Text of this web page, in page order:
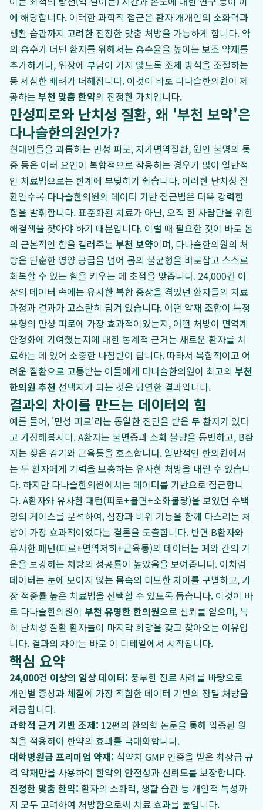
에 해당합니다. 이러한 과학적 접근은 환자 개개인의 소화력과
생활 습관까지 고려한 진정한 맞춤 처방을 가능하게 합니다. 약
의 흡수가 더딘 환자를 위해서는 흡수율을 높이는 보조 약재를
추가하거나, 위장에 부담이 가지 않도록 조제 방식을 조절하는
등 세심한 배려가 더해집니다. 이것이 바로 다나슬한의원이 제
공하는 부천 맞춤 한약의 진정한 가치입니다.
만성피로와 난치성 질환, 왜 '부천 보약'은
다나슬한의원인가?
현대인들을 괴롭히는 만성 피로, 자가면역질환, 원인 불명의 통
증 등은 여러 요인이 복합적으로 작용하는 경우가 많아 일반적
인 치료법으로는 한계에 부딪히기 쉽습니다. 이러한 난치성 질
환일수록 다나슬한의원의 데이터 기반 접근법은 더욱 강력한
힘을 발휘합니다. 표준화된 치료가 아닌, 오직 한 사람만을 위한
해결책을 찾아야 하기 때문입니다. 이럴 때 필요한 것이 바로 몸
의 근본적인 힘을 길러주는 부천 보약이며, 다나슬한의원의 처
방은 단순한 영양 공급을 넘어 몸의 불균형을 바로잡고 스스로
회복할 수 있는 힘을 키우는 데 초점을 맞춥니다. 24,000건 이
상의 데이터 속에는 유사한 복합 증상을 겪었던 환자들의 치료
과정과 결과가 고스란히 담겨 있습니다. 어떤 약재 조합이 특정
유형의 만성 피로에 가장 효과적이었는지, 어떤 처방이 면역계
안정화에 기여했는지에 대한 통계적 근거는 새로운 환자를 치
료하는 데 있어 소중한 나침반이 됩니다. 따라서 복합적이고 어
려운 질환으로 고통받는 이들에게 다나슬한의원이 최고의 부천
한의원 추천 선택지가 되는 것은 당연한 결과입니다.
결과의 차이를 만드는 데이터의 힘
예를 들어, '만성 피로'라는 동일한 진단을 받은 두 환자가 있다
고 가정해봅시다. A환자는 불면증과 소화 불량을 동반하고, B환
자는 잦은 감기와 근육통을 호소합니다. 일반적인 한의원에서
는 두 환자에게 기력을 보충하는 유사한 처방을 내릴 수 있습니
다. 하지만 다나슬한의원에서는 데이터를 기반으로 접근합니
다. A환자와 유사한 패턴(피로+불면+소화불량)을 보였던 수백
명의 케이스를 분석하여, 심장과 비위 기능을 함께 다스리는 처
방이 가장 효과적이었다는 결론을 도출합니다. 반면 B환자와
유사한 패턴(피로+면역저하+근육통)의 데이터는 폐와 간의 기
운을 보강하는 처방의 성공률이 높았음을 보여줍니다. 이처럼
데이터는 눈에 보이지 않는 몸속의 미묘한 차이를 구별하고, 가
장 적중률 높은 치료법을 선택할 수 있도록 돕습니다. 이것이 바
로 다나슬한의원이 부천 유명한 한의원으로 신뢰를 얻으며, 특
히 난치성 질환 환자들이 마지막 희망을 갖고 찾아오는 이유입
니다. 결과의 차이는 바로 이 디테일에서 시작됩니다.
핵심 요약
24,000건 이상의 임상 데이터: 풍부한 진료 사례를 바탕으로
개인별 증상과 체질에 가장 적합한 데이터 기반의 정밀 처방을
제공합니다.
과학적 근거 기반 조제: 12편의 한의학 논문을 통해 입증된 원
칙을 적용하여 한약의 효과를 극대화합니다.
대학병원급 프리미엄 약재: 식약처 GMP 인증을 받은 최상급 규
격 약재만을 사용하여 한약의 안전성과 신뢰도를 보장합니다.
진정한 맞춤 한약: 환자의 소화력, 생활 습관 등 개인적 특성까
지 모두 고려하여 처방함으로써 치료 효과를 높입니다.